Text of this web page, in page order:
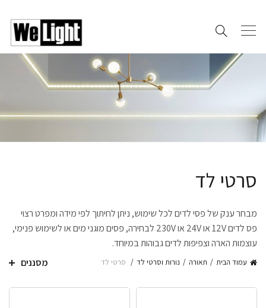
סרטי לד
מבחר ענק של פסי לדים לכל שימוש, ניתן לחיתוך לפי מידה ומפרט רצוי
פס לדים 12V או 24V או 230V לבחירה, פסים מוגני מים או לשימוש פנימי,
עוצמות הארה וצפיפות לדים גבוהות במיוחד.
עמוד הבית תאורה נורות וסרטי לד סרטי לד מסננים